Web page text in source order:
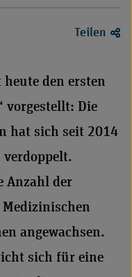
Teilen
den ersten
vorgestellt: Die
hat sich seit 2014
Anzahl der
angewachsen.
sich für eine